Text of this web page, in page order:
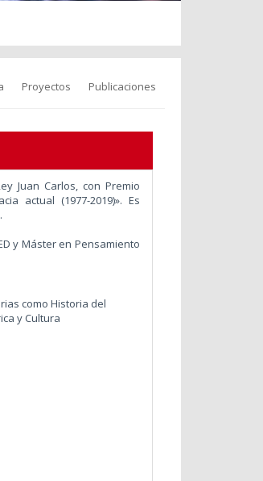
Proyectos Publicaciones
Juan Carlos, con Premio
actual (1977-2019)». Es
y Máster en Pensamiento
como Historia del
y Cultura